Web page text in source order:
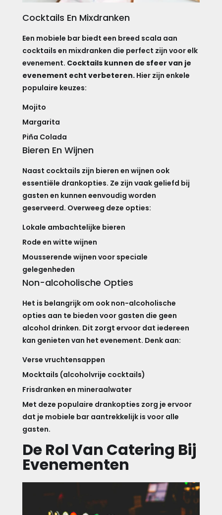
Cocktails En Mixdranken
Een mobiele bar biedt een breed scala aan
cocktails en mixdranken die perfect zijn voor elk
evenement. Cocktails kunnen de sfeer van je
evenement echt verbeteren.Hier zijn enkele
populaire keuzes:
Mojito
Margarita
Piña Colada
Bieren En Wijnen
Naast cocktails zijn bieren en wijnen ook
essentiële drankopties. Ze zijn vaak geliefd bij
gasten en kunnen eenvoudig worden
geserveerd. Overweeg deze opties:
Lokale ambachtelijke bieren
Rode en witte wijnen
Mousserende wijnen voor speciale
gelegenheden
Non-alcoholische Opties
Het is belangrijk om ook non-alcoholische
opties aan te bieden voor gasten die geen
alcohol drinken. Dit zorgt ervoor dat iedereen
kan genieten van het evenement. Denk aan:
Verse vruchtensappen
Mocktails (alcoholvrije cocktails)
Frisdranken en mineraalwater
Met deze populaire drankopties zorg je ervoor
dat je mobiele bar aantrekkelijk is voor alle
gasten.
De Rol Van Catering Bij
Evenementen